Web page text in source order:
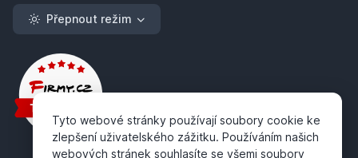
Přepnout režim
Tyto webové stránky používají soubory cookie ke
zlepšení uživatelského zážitku. Používáním našich
webových stránek souhlasíte se všemi soubory